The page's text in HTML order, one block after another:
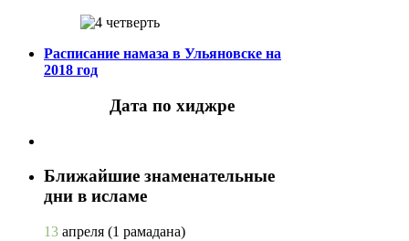
Расписание намаза в Ульяновске на
2018 год
Дата по хиджре
Ближайшие знаменательные
дни в исламе
13 апреля (1 рамадана)